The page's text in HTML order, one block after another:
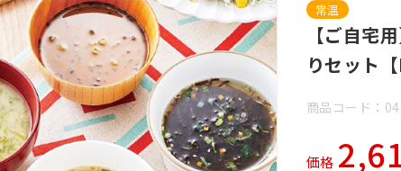
常温
【ご自宅
りセット
商品コード：
価格